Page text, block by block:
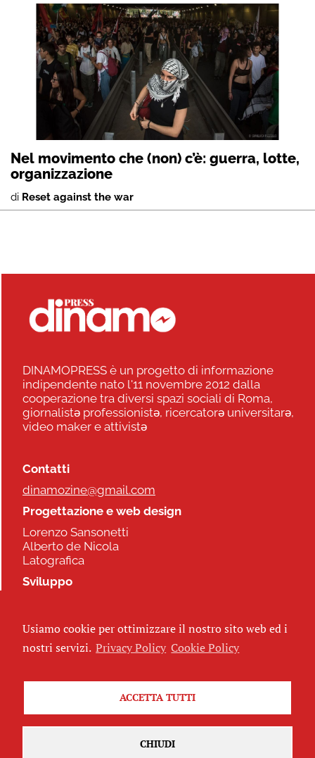
Nel movimento che (non) c’è: guerra, lotte,
organizzazione
di Reset against the war
DINAMOPRESS è un progetto di informazione
indipendente nato l'11 novembre 2012 dalla
cooperazione tra diversi spazi sociali di Roma,
giornalistə professionistə, ricercatorə universitarə,
video maker e attivistə
Contatti
dinamozine@gmail.com
Progettazione e web design
Lorenzo Sansonetti
Alberto de Nicola
Latografica
Sviluppo
Seguici
Iscriviti alla newsletter
Usiamo cookie per ottimizzare il nostro sito web ed i
nostri servizi. Privacy Policy Cookie Policy
ACCETTA TUTTI
CHIUDI